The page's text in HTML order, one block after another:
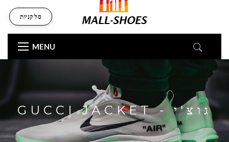
MENU
סל קניות
גוצ'י - GUCCI JACKET